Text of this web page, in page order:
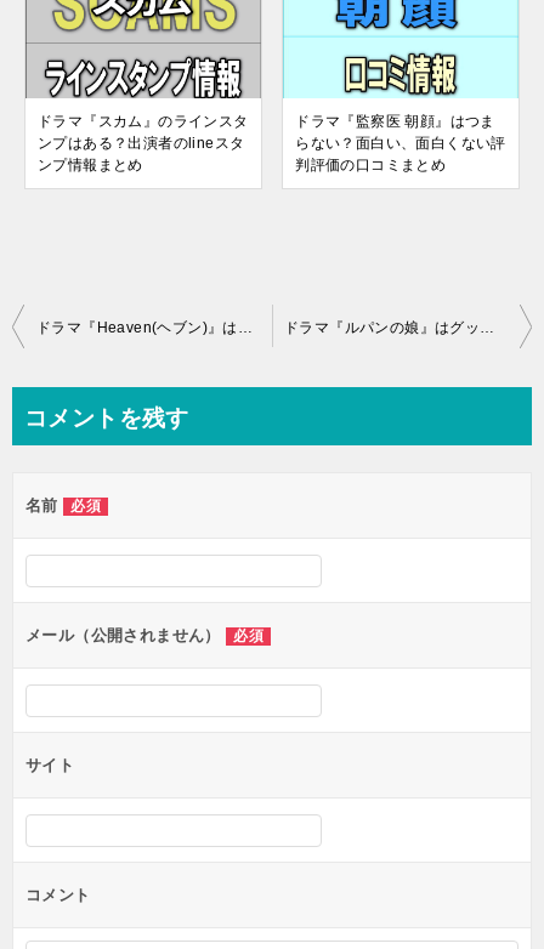
ドラマ『スカム』のラインスタ
ンプはある？出演者のlineスタ
ンプ情報まとめ
ドラマ『監察医 朝顔』はつま
らない？面白い、面白くない評
判評価の口コミまとめ
投
ビ
ー
シ
ョ
ン
ドラマ『Heaven(ヘブン)』はグッズ販売してる？出演者とのコラボ商品情報まとめ ドラマ『ルパンの娘』はグッズ販売してる？出演者とのコラボ商品情報まとめ
コメントを残す
名前 必須
メール（公開されません） 必須
サイト
コメント